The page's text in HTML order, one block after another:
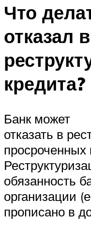
Что
отказал в
кредита?
Банк может
отказать в
просроченных
обязанность
организации
прописано в